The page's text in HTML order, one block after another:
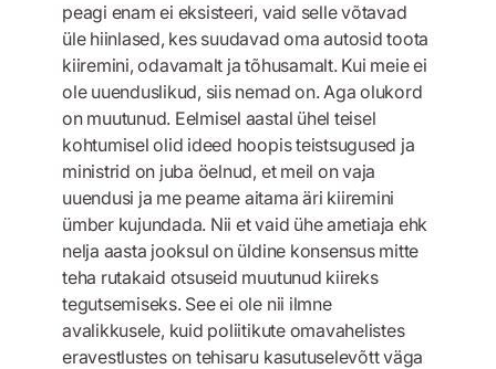
peagi enam ei eksisteeri, vaid selle võtavad
üle hiinlased, kes suudavad oma autosid toota
kiiremini, odavamalt ja tõhusamalt. Kui meie ei
ole uuenduslikud, siis nemad on. Aga olukord
on muutunud. Eelmisel aastal ühel teisel
kohtumisel olid ideed hoopis teistsugused ja
ministrid on juba öelnud, et meil on vaja
uuendusi ja me peame aitama äri kiiremini
ümber kujundada. Nii et vaid ühe ametiaja ehk
nelja aasta jooksul on üldine konsensus mitte
teha rutakaid otsuseid muutunud kiireks
tegutsemiseks. See ei ole nii ilmne
avalikkusele, kuid poliitikute omavahelistes
eravestlustes on tehisaru kasutuselevõtt väga